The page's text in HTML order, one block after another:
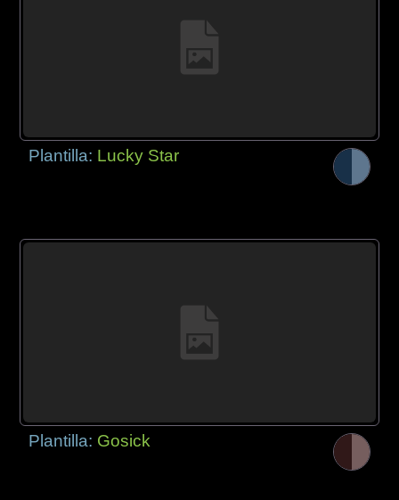
Plantilla: Lucky Star
Plantilla: Gosick